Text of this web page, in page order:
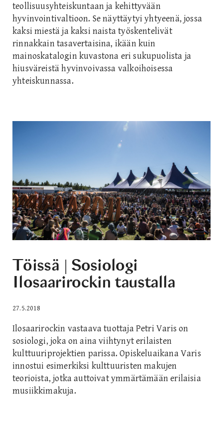
teollisuusyhteiskuntaan ja kehittyvään
hyvinvointivaltioon. Se näyttäytyi yhtyeenä, jossa
kaksi miestä ja kaksi naista työskentelivät
rinnakkain tasavertaisina, ikään kuin
mainoskatalogin kuvastona eri sukupuolista ja
hiusväreistä hyvinvoivassa valkoihoisessa
yhteiskunnassa.
Töissä | Sosiologi
Ilosaarirockin taustalla
27.5.2018
Ilosaarirockin vastaava tuottaja Petri Varis on
sosiologi, joka on aina viihtynyt erilaisten
kulttuuriprojektien parissa. Opiskeluaikana Varis
innostui esimerkiksi kulttuuristen makujen
teorioista, jotka auttoivat ymmärtämään erilaisia
musiikkimakuja.